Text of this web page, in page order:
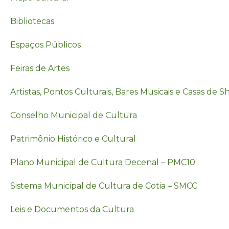
Bibliotecas
Espaços Públicos
Feiras de Artes
Artistas, Pontos Culturais, Bares Musicais e Casas de
Conselho Municipal de Cultura
Patrimônio Histórico e Cultural
Plano Municipal de Cultura Decenal – PMC10
Sistema Municipal de Cultura de Cotia – SMCC
Leis e Documentos da Cultura